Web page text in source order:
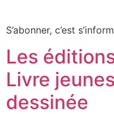
S’abonner, c’est
Les
Livre
dessinée